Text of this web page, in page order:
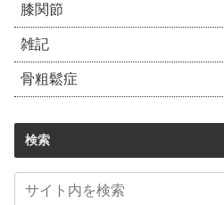
膝関節
雑記
骨粗鬆症
検索